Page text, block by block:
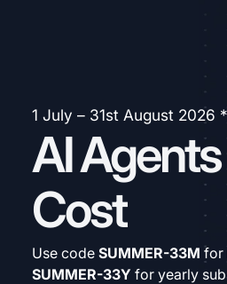
1 July – 31st August 2026
AI
Cost
Use code SUMMER-33M for
SUMMER-33Y for yearly